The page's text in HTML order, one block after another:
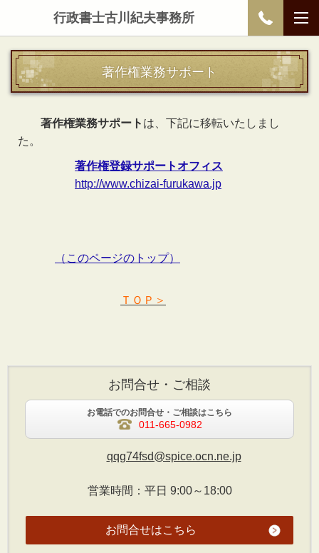
行政書士古川紀夫事務所
著作権業務サポート
著作権業務サポート は、下記に移転いたしまし
た。
著作権登録サポートオフィス
http://www.chizai-furukawa.jp
（このページのトップ）
ＴＯＰ＞
お問合せ・ご相談
お電話でのお問合せ・ご相談はこちら
011-665-0982
qqg74fsd@spice.ocn.ne.jp
営業時間：平日 9:00～18:00
お問合せはこちら